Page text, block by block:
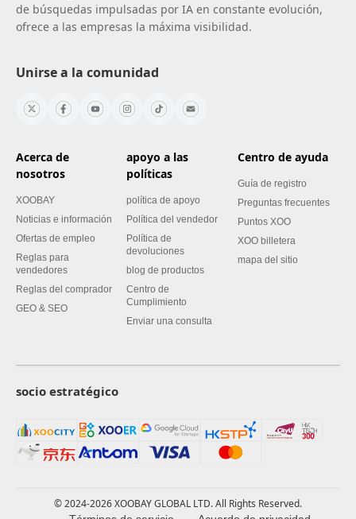
de búsquedas impulsadas por IA en constante evolución,
ofrece a las empresas la máxima visibilidad.
Unirse a la comunidad
Acerca de
nosotros
XOOBAY
Noticias e información
Ofertas de empleo
Reglas para
vendedores
Reglas del comprador
GEO & SEO
apoyo a las
políticas
política de apoyo
Política del vendedor
Política de
devoluciones
blog de productos
Centro de
Cumplimiento
Enviar una consulta
Centro de ayuda
Guía de registro
Preguntas frecuentes
Puntos XOO
XOO billetera
mapa del sitio
socio estratégico
© 2024-2026 XOOBAY GLOBAL LTD. All Rights Reserved.